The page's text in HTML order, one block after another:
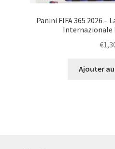
Panini FIFA 365 2026 –
Internazionale
€
Ajouter